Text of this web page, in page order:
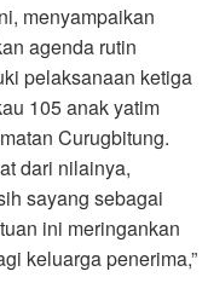
menyampaikan
agenda rutin
pelaksanaan ketiga
105 anak yatim
Curugbitung.
dari nilainya,
sayang sebagai
ini meringankan
keluarga penerima,”